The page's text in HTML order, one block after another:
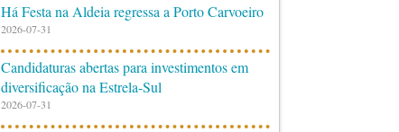
Há Festa na Aldeia regressa a Porto Carvoeiro
2026-07-31
Candidaturas abertas para investimentos em
diversificação na Estrela-Sul
2026-07-31